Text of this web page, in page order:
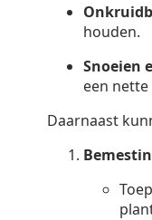
houden.
Snoeien
een
Daarnaast